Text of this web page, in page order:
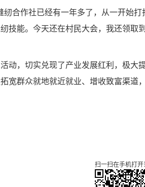
纫合作社已经有一年多了，从一开始
技能。今天还在村民大会，我还领取
动，切实兑现了产业发展红利，极
宽群众就地就近就业、增收致富渠
扫一扫在手机打开